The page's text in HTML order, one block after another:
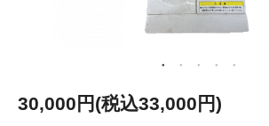
30,000円(税込33,000円)